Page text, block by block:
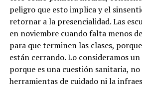
peligro que esto implica y el
retornar a la presencialidad. Las
en noviembre cuando falta menos
para que terminen las clases,
están cerrando. Lo consideramos
porque es una cuestión sanitaria, no
herramientas de cuidado ni la